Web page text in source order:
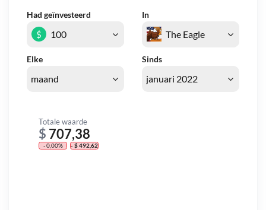
Had geïnvesteerd In
Elke Sinds
$
Totale waarde
$ 707,38
- 0,00% - $ 492,62